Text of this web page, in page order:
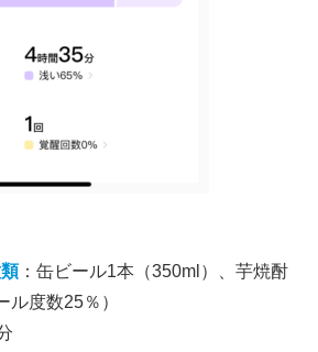
：缶ビール1本（350ml）、芋焼酎
ル度数25％）